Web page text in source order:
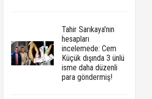
Tahir Sarıkaya'nın
hesapları
incelemede: Cem
Küçük dışında 3 ünlü
isme daha düzenli
para göndermiş!